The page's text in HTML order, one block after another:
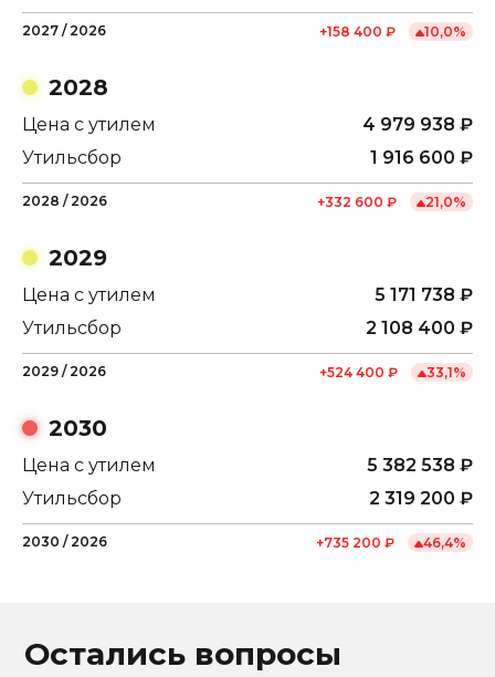
2027 / 2026 +158 400 ₽ 10,0%
2028
Цена с утилем 4 979 938 ₽
Утильсбор
1 916 600 ₽
2028 / 2026 +332 600 ₽ 21,0%
2029
Цена с утилем 5 171 738 ₽
Утильсбор
2 108 400 ₽
2029 / 2026 +524 400 ₽ 33,1%
2030
Цена с утилем 5 382 538 ₽
Утильсбор
2 319 200 ₽
2030 / 2026 +735 200 ₽ 46,4%
Остались вопросы